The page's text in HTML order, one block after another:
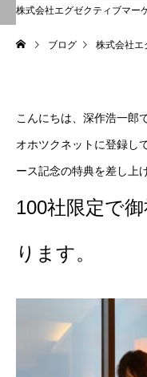
株式会社エグゼクティブマー
ブログ 株式会社エ
こんにちは、深作浩一郎
オホツクネットに登録し
ース記念の特典を差し上
100社限定で
ります。